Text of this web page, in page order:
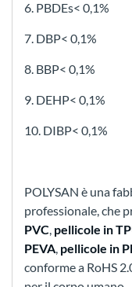
6. PBDEs< 0,1%
7. DBP< 0,1%
8. BBP< 0,1%
9. DEHP< 0,1%
10. DIBP< 0,1%
POLYSAN è una
professionale, che
PVC, pellicole in
PEVA, pellicole in
conforme a RoHS